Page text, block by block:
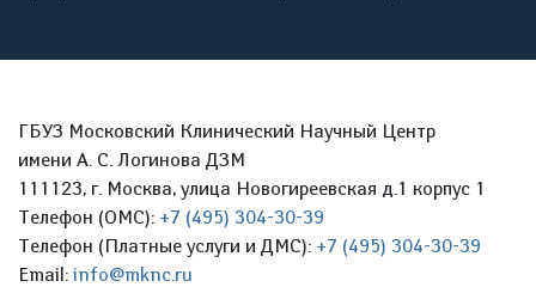
ГБУЗ Московский Клинический Научный Центр
имени А. С. Логинова ДЗМ
111123, г. Москва, улица Новогиреевская д.1 корпус 1
Телефон (ОМС): +7 (495) 304-30-39
Телефон (Платные услуги и ДМС): +7 (495) 304-30-39
Email: info@mknc.ru